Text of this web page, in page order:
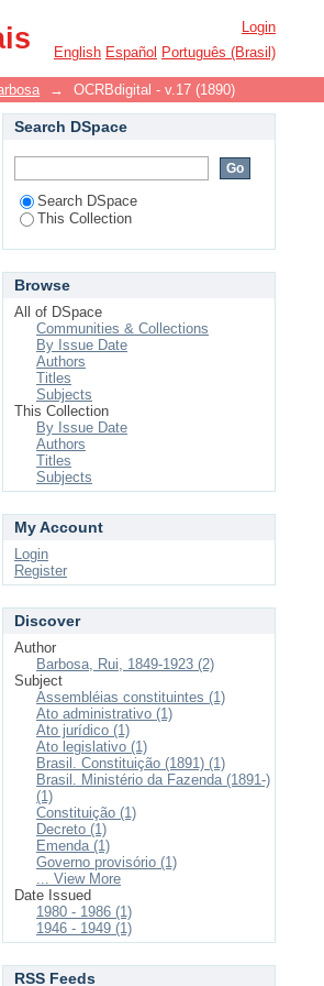
Login
English Español Português (Brasil)
→ OCRBdigital - v.17 (1890)
Search DSpace
Search DSpace
This Collection
Browse
All of DSpace
Communities & Collections
By Issue Date
Authors
Titles
Subjects
This Collection
By Issue Date
Authors
Titles
Subjects
My Account
Login
Register
Discover
Author
Barbosa, Rui, 1849-1923 (2)
Subject
Assembléias constituintes (1)
Ato administrativo (1)
Ato jurídico (1)
Ato legislativo (1)
Brasil. Constituição (1891) (1)
Brasil. Ministério da Fazenda (1891-)
(1)
Constituição (1)
Decreto (1)
Emenda (1)
Governo provisório (1)
... View More
Date Issued
1980 - 1986 (1)
1946 - 1949 (1)
RSS Feeds